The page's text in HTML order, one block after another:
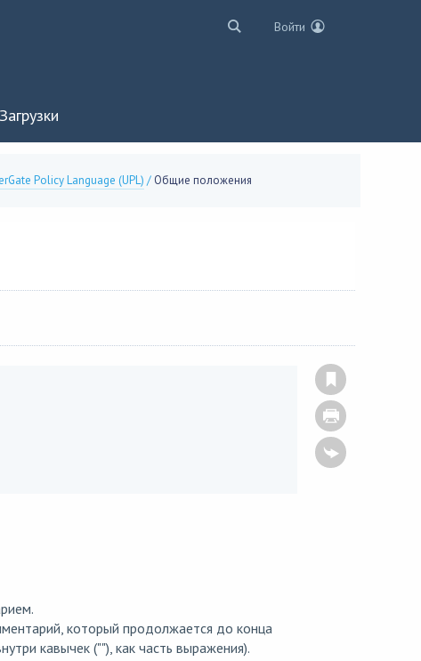
Войти
Загрузки
Policy Language (UPL) / Общие положения
который продолжается до конца
кавычек (""), как часть выражения).